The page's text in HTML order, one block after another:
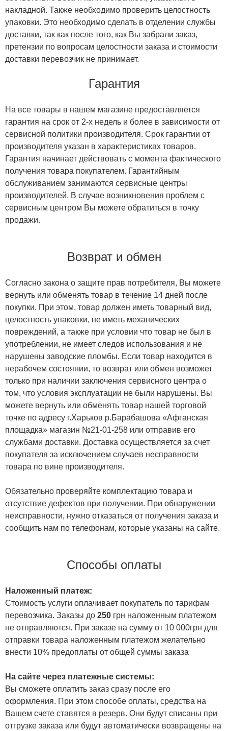
накладной. Также необходимо проверить целостность
упаковки. Это необходимо сделать в отделении службы
доставки, так как после того, как Вы забрали заказ,
претензии по вопросам целостности заказа и стоимости
доставки перевозчик не принимает.
Гарантия
На все товары в нашем магазине предоставляется
гарантия на срок от 2-х недель и более в зависимости от
сервисной политики производителя. Срок гарантии от
производителя указан в характеристиках товаров.
Гарантия начинает действовать с момента фактического
получения товара покупателем. Гарантийным
обслуживанием занимаются сервисные центры
производителей. В случае возникновения проблем с
сервисным центром Вы можете обратиться в точку
продажи.
Возврат и обмен
Согласно закона о защите прав потребителя, Вы можете
вернуть или обменять товар в течение 14 дней после
покупки. При этом, товар должен иметь товарный вид,
целостность упаковки, не иметь механических
повреждений, а также при условии что товар не был в
употреблении, не имеет следов использования и не
нарушены заводские пломбы. Если товар находится в
нерабочем состоянии, то возврат или обмен возможет
только при наличии заключения сервисного центра о
том, что условия эксплуатации не были нарушены. Вы
можете вернуть или обменять товар нашей торговой
точке по адресу г.Харьков р.Барабашова «Афганская
площадка» магазин №21-01-258 или отправив его
службами доставки. Доставка осуществляется за счет
покупателя за исключением случаев несправности
товара по вине производителя.
Обязательно проверяйте комплектацию товара и
отсутствие дефектов при получении. При обнаружении
неисправности, нужно отказаться от получения заказа и
сообщить нам по телефонам, которые указаны на сайте.
Способы оплаты
Наложенный платеж:
Стоимость услуги оплачивает покупатель по тарифам
перевозчика. Заказы до 250 грн наложенным платежом
не отправляются. При заказе на сумму от 10 000грн для
отправки товара наложенным платежом желательно
внести 10% предоплаты от общей суммы заказа
На сайте через платежные системы:
Вы сможете оплатить заказ сразу после его
оформления. При этом способе оплаты, средства на
Вашем счете ставятся в резерв. Они будут списаны при
отгрузке заказа или будут автоматически возвращены на